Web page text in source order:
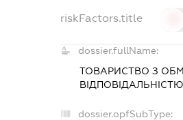
riskFactors.title
dossier.fullName:
ТОВАРИСТВО З
dossier.opfSubType: